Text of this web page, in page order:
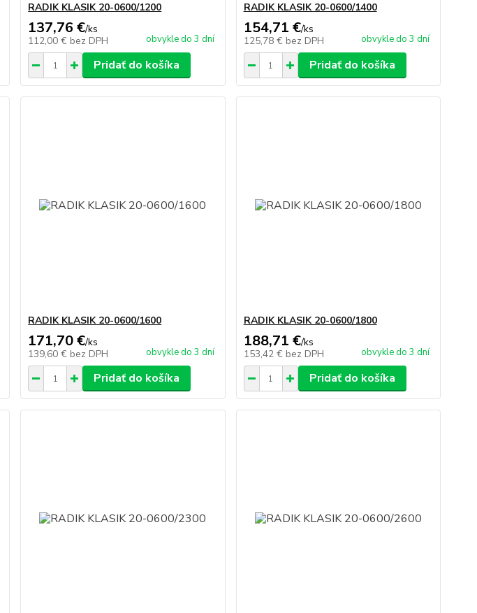
RADIK KLASIK 20-0600/1200
137,76 €/ks
112,00 € bez DPH obvykle do 3 dní
Pridať do košíka
RADIK KLASIK 20-0600/1400
154,71 €/ks
125,78 € bez DPH obvykle do 3 dní
Pridať do košíka
RADIK KLASIK 20-0600/1600
171,70 €/ks
139,60 € bez DPH obvykle do 3 dní
Pridať do košíka
RADIK KLASIK 20-0600/1800
188,71 €/ks
153,42 € bez DPH obvykle do 3 dní
Pridať do košíka